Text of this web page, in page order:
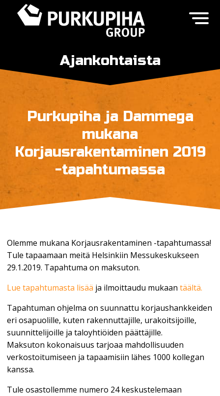
Ajankohtaista
Purkupiha ja Dammega
mukana
Korjausrakentaminen 2019
-tapahtumassa
Olemme mukana Korjausrakentaminen -tapahtumassa!
Tule tapaamaan meitä Helsinkiin Messukeskukseen
29.1.2019. Tapahtuma on maksuton.
Lue tapahtumasta lisää ja ilmoittaudu mukaan täältä.
Tapahtuman ohjelma on suunnattu korjaushankkeiden
eri osapuolille, kuten rakennuttajille, urakoitsijoille,
suunnittelijoille ja taloyhtiöiden päättäjille.
Maksuton kokonaisuus tarjoaa mahdollisuuden
verkostoitumiseen ja tapaamisiin lähes 1000 kollegan
kanssa.
Tule osastollemme numero 24 keskustelemaan